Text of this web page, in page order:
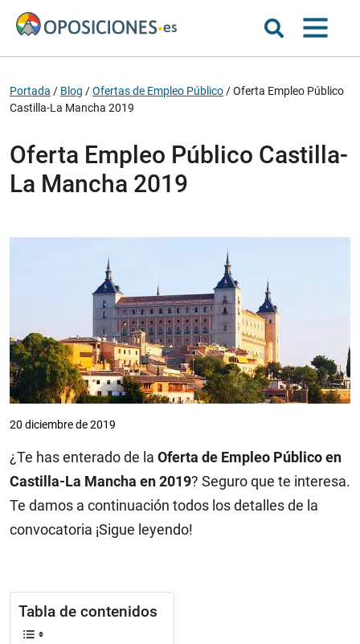
Portada / Blog /Ofertas de Empleo Público /Oferta Empleo Público
Castilla-La Mancha 2019
Oferta Empleo Público Castilla-
La Mancha 2019
20 diciembre de 2019
¿Te has enterado de la Oferta de Empleo Público en
Castilla-La Mancha en 2019? Seguro que te interesa.
Te damos a continuación todos los detalles de la
convocatoria ¡Sigue leyendo!
Tabla de contenidos